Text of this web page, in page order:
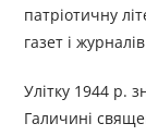
патріотичну
газет і
Улітку 1944 р.
Галичині